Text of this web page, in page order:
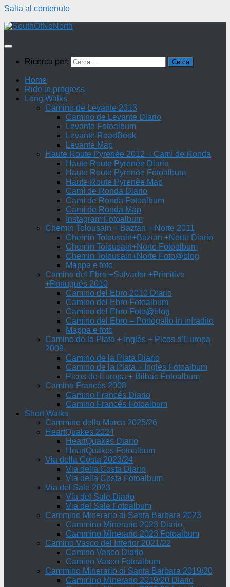
Salta al contenuto
Ricerca per:
Home
Ride in progress
Long Walks
Camino de Levante 2013
Camino de Levante Diario
Levante Fotoalbum
Levante RoadBook
Levante Map
Haute Route Pyrenèe 2012 + Camì de Ronda
Haute Route Pyrenèe Diario
Haute Route Pyrenèe Fotoalbum
Haute Route Pyrenèe Map
Camì de Ronda Diario
Camì de Ronda Fotoalbum
Camì de Ronda Map
Instagram Fotoalbum
Chemin Tolousain + Baztan + Norte 2011
Chemin Tolousain+Baztan +Norte Diario
Chemin Tolousain+Norte Fotoalbum
Chemin Tolousain+Norte Foto@blog
Mappa e foto
Camino del Ebro +Salvador +Primitivo
+Portugués 2010
Camino del Ebro 2010 Diario
Camino del Ebro Fotoalbum
Camino del Ebro Foto@blog
Camino del Ebro – Portogallo in infradito
Mappa e foto
Camino de la Plata + Inglès + Picos d’Europa
2009
Camino de la Plata Diario
Camino de la Plata + Inglès Fotoalbum
Picos de Europa + Bilbao Fotoalbum
Camino Francés 2008
Camino Francés Diario
Camino Francés Fotoalbum
Short Walks
Cammino della Marca 2025/26
HeartQuakes 2024
HeartQuakes Diario
HeartQuakes Fotoalbum
Via della Costa 2023/24
Via della Costa Diario
Via della Costa Fotoalbum
Via del Sale 2023
Via del Sale Diario
Via del Sale Fotoalbum
Cammino Minerario di Santa Barbara 2023
Cammino Minerario 2023 Diario
Cammino Minerario 2023 Fotoalbum
Camino Vasco del Interior 2021/22
Camino Vasco Diario
Camino Vasco Fotoalbum
Cammino Minerario di Santa Barbara 2019/20
Cammino Minerario 2019/20 Diario